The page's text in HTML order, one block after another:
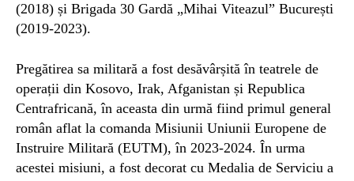
(2018) și Brigada 30 Gardă „Mihai Viteazul” București
(2019-2023).
Pregătirea sa militară a fost desăvârșită în teatrele de
operații din Kosovo, Irak, Afganistan și Republica
Centrafricană, în aceasta din urmă fiind primul general
român aflat la comanda Misiunii Uniunii Europene de
Instruire Militară (EUTM), în 2023-2024. În urma
acestei misiuni, a fost decorat cu Medalia de Serviciu a